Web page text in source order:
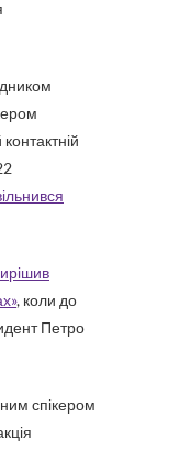
, коли до
Петро
спікером